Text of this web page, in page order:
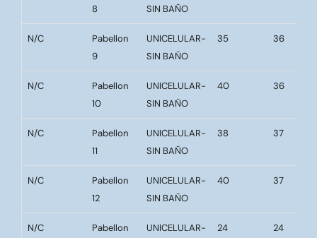
8
SIN BAÑO
N/C
Pabellon
9
UNICELULAR-
SIN BAÑO
35 36
N/C
Pabellon
10
UNICELULAR-
SIN BAÑO
40 36
N/C
Pabellon
11
UNICELULAR-
SIN BAÑO
38 37
N/C
Pabellon
12
UNICELULAR-
SIN BAÑO
40 37
N/C
Pabellon
UNICELULAR-
24 24